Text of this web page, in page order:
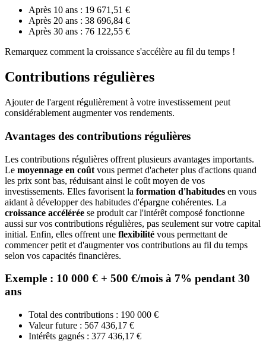
Après 10 ans : 19 671,51 €
Après 20 ans : 38 696,84 €
Après 30 ans : 76 122,55 €
Remarquez comment la croissance s'accélère au fil du temps !
Contributions régulières
Ajouter de l'argent régulièrement à votre investissement peut
considérablement augmenter vos rendements.
Avantages des contributions régulières
Les contributions régulières offrent plusieurs avantages importants.
Le moyennage en coût vous permet d'acheter plus d'actions quand
les prix sont bas, réduisant ainsi le coût moyen de vos
investissements. Elles favorisent la formation d'habitudes en vous
aidant à développer des habitudes d'épargne cohérentes. La
croissance accélérée se produit car l'intérêt composé fonctionne
aussi sur vos contributions régulières, pas seulement sur votre capital
initial. Enfin, elles offrent une flexibilité vous permettant de
commencer petit et d'augmenter vos contributions au fil du temps
selon vos capacités financières.
Exemple : 10 000 € + 500 €/mois à 7% pendant 30
ans
Total des contributions : 190 000 €
Valeur future : 567 436,17 €
Intérêts gagnés : 377 436,17 €